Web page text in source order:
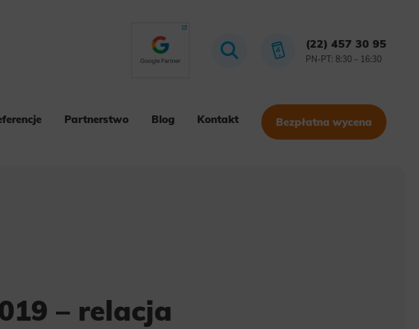
(22) 457 30 95
PN-PT: 8:30 – 16:30
Partnerstwo Blog Kontakt Bezpłatna wycena
– relacja